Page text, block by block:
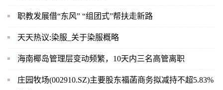
职教发展借“东风” “组团式”帮扶走新路
天天热议:染服_关于染服概略
海南椰岛管理层变动频繁，10天内三名高管离职
庄园牧场(002910.SZ)主要股东福菡商务拟减持不超5.83%